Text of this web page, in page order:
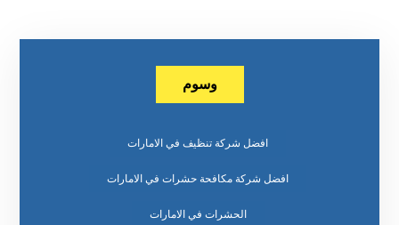
وسوم
افضل شركة تنظيف في الامارات
افضل شركة مكافحة حشرات في الامارات
الحشرات في الامارات